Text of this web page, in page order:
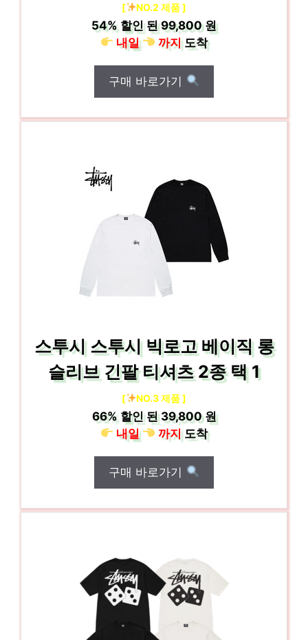
[ NO.2 제품 ]
54% 할인 된99,800 원
내일
까지도착
구매 바로가기
스투시 스투시 빅로고 베이직 롱
슬리브 긴팔 티셔츠 2종 택 1
[ NO.3 제품 ]
66%할인 된39,800 원
내일
까지도착
구매 바로가기